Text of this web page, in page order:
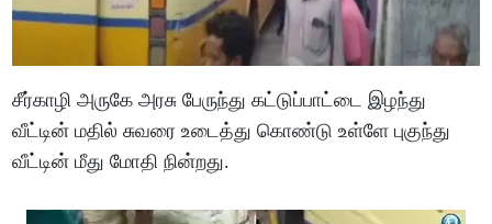
சீர்காழி அருகே அரசு பேருந்து கட்டுப்பாட்டை இழந்து
வீட்டின் மதில் சுவரை உடைத்து கொண்டு உள்ளே புகுந்து
வீட்டின் மீது மோதி நின்றது.